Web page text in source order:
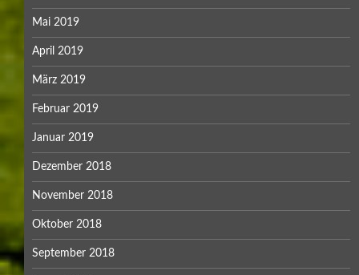
Mai 2019
April 2019
März 2019
Februar 2019
Januar 2019
Dezember 2018
November 2018
Oktober 2018
September 2018